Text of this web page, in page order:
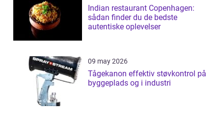
Indian restaurant Copenhagen:
sådan finder du de bedste
autentiske oplevelser
09 may 2026
Tågekanon effektiv støvkontrol på
byggeplads og i industri